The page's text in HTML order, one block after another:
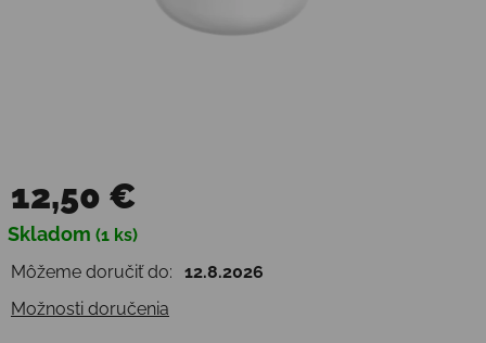
12,50 €
Jednotková cena:
Skladom (1 ks)
Môžeme doručiť do:
12.8.2026
Možnosti doručenia